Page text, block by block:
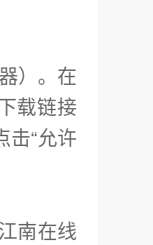
）。在
载链接
击“允许
南在线